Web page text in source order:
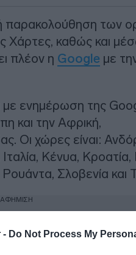
- Do Not Process My
παρακολούθηση των
Χάρτες, καθώς και
πλέον η Google με
ενημέρωση της
και την Αφρική,
Οι χώρες είναι:
Κένυα,
Σλοβενία και